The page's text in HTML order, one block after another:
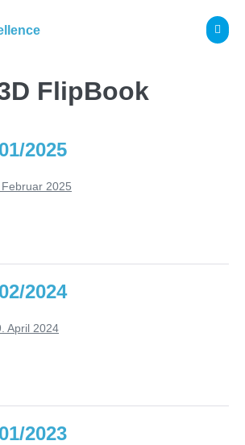
FlipBook
2025
2025
2024
April 2024
2023